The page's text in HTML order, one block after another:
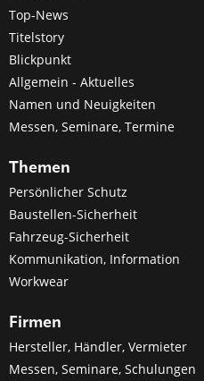
Top-News
Titelstory
Blickpunkt
Allgemein - Aktuelles
Namen und Neuigkeiten
Messen, Seminare, Termine
Themen
Persönlicher Schutz
Baustellen-Sicherheit
Fahrzeug-Sicherheit
Kommunikation, Information
Workwear
Firmen
Hersteller, Händler, Vermieter
Messen, Seminare, Schulungen